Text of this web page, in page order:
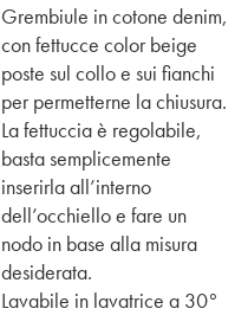
Grembiule in cotone denim,
con fettucce color beige
poste sul collo e sui fianchi
per permetterne la chiusura.
La fettuccia è regolabile,
basta semplicemente
inserirla all’interno
dell’occhiello e fare un
nodo in base alla misura
desiderata.
Lavabile in lavatrice a 30°